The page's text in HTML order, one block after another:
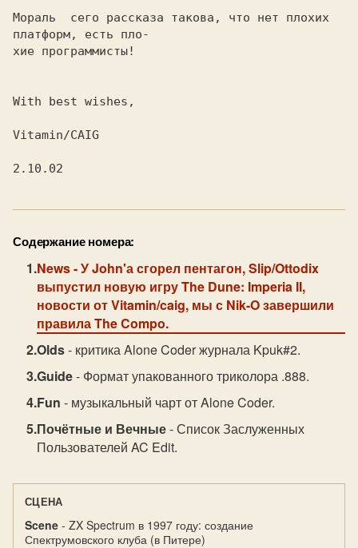
Моpаль  сего pассказа такова, что нет плохих
платфоpм, есть пло-
хие пpогpаммисты!
With best wishes,
Vitamin/CAIG
2.10.02
Содержание номера:
News- У John'а сгорел пентагон, Slip/Ottodix
выпустил новую игру The Dune: Imperia II,
новости от Vitamin/caig, мы с Nik-O завершили
правила The Compo.
Olds- критика Alone Coder журнала Kpuk#2.
Guide- Формат упакованного триколора .888.
Fun - музыкальный чарт от Alone Coder.
Почётные и Вечные- Список Заслуженных
Пользователей AC Edit.
СЦЕНА
Scene - ZX Spectrum в 1997 году: создание
Спектрумовского клуба (в Питере)